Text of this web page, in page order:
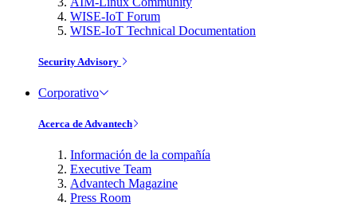
WISE-IoT Forum
WISE-IoT Technical Documentation
Security Advisory
Corporativo
Acerca de Advantech
Información de la compañía
Executive Team
Advantech Magazine
Press Room